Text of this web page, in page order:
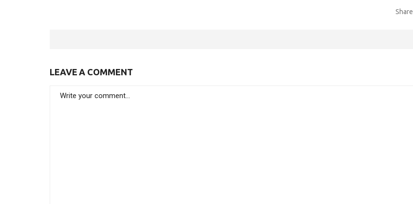
Share
LEAVE A COMMENT